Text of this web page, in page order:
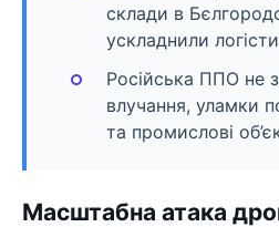
склади в
ускладнили
Російська ППО не
влучання, уламки
та промислові
Масштабна атака